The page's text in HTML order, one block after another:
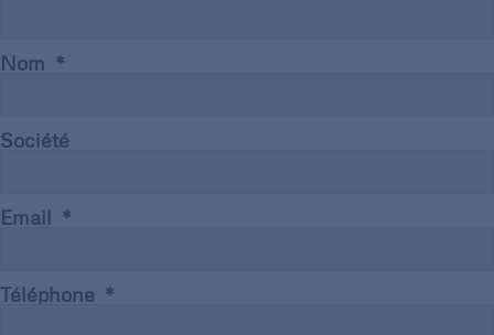
Nom
Société
Email
Téléphone